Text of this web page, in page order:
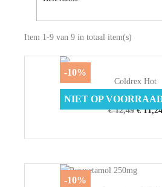
Item 1-9 van 9 in totaal item(s)
Coldrex Hot
Coldrex
€ 12,49 € 11,24
-10%
NIET OP
-10%